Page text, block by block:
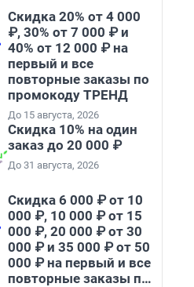
Скидка 20% от 4 000
₽, 30% от 7 000 ₽ и
40% от 12 000 ₽ на
первый и все
повторные заказы по
промокоду ТРЕНД
До 15 августа, 2026
Скидка 10% на один
заказ до 20 000 ₽
До 31 августа, 2026
Скидка 6 000 ₽ от 10
000 ₽, 10 000 ₽ от 15
000 ₽, 20 000 ₽ от 30
000 ₽ и 35 000 ₽ от 50
000 ₽ на первый и все
повторные заказы по